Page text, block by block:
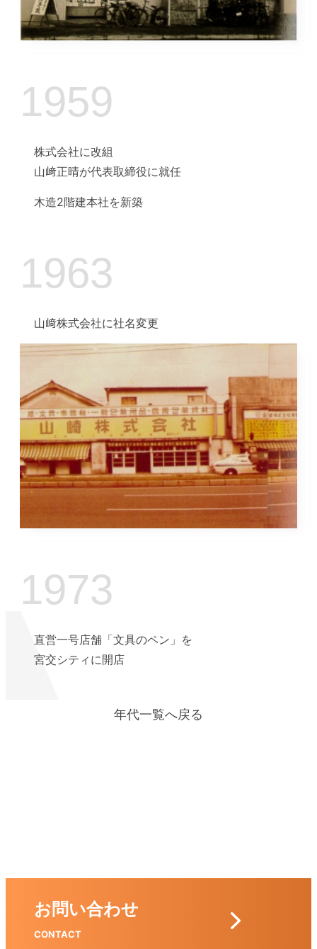
1959
株式会社に改組
山﨑正晴が代表取締役に就任
木造2階建本社を新築
1963
山﨑株式会社に社名変更
1973
直営一号店舗「文具のペン」を
宮交シティに開店
年代一覧へ戻る
お問い合わせ
CONTACT